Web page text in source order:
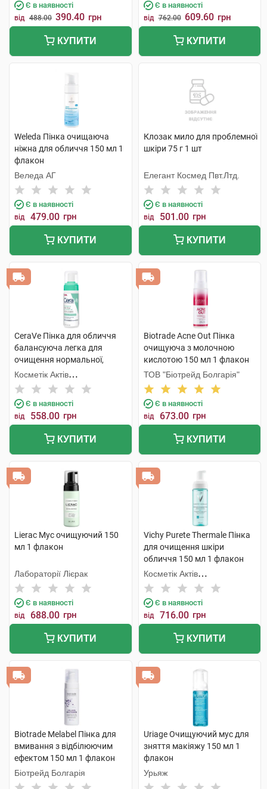
Є в наявності
від 488.00 390.40 грн
КУПИТИ
Є в наявності
від 762.00 609.60 грн
КУПИТИ
Weleda Пінка очищаюча
ніжна для обличчя 150 мл 1
флакон
Веледа АГ
Є в наявності
від 479.00 грн
КУПИТИ
Клозак мило для проблемної
шкіри 75 г 1 шт
Елегант Космед Пвт.Лтд.
Є в наявності
від 501.00 грн
КУПИТИ
CeraVe Пінка для обличчя
балансуюча легка для
очищення нормальної,
комбінованої та чутливої
шкіри 148 мл 1 флакон
Косметік Актів
Інтернаціональ
Є в наявності
від 558.00 грн
КУПИТИ
Biotrade Acne Out Пінка
очищуюча з молочною
кислотою 150 мл 1 флакон
ТОВ "Біотрейд Болгарія"
Є в наявності
від 673.00 грн
КУПИТИ
Lierac Мус очищуючий 150
мл 1 флакон
Лабораторії Лієрак
Є в наявності
від 688.00 грн
КУПИТИ
Vichy Purete Thermale Пінка
для очищення шкіри
обличчя 150 мл 1 флакон
Косметік Актів
Інтернаціональ
Є в наявності
від 716.00 грн
КУПИТИ
Biotrade Melabel Пінка для
вмивання з відбілюючим
ефектом 150 мл 1 флакон
Біотрейд Болгарія
Uriage Очищуючий мус для
зняття макіяжу 150 мл 1
флакон
Урьяж